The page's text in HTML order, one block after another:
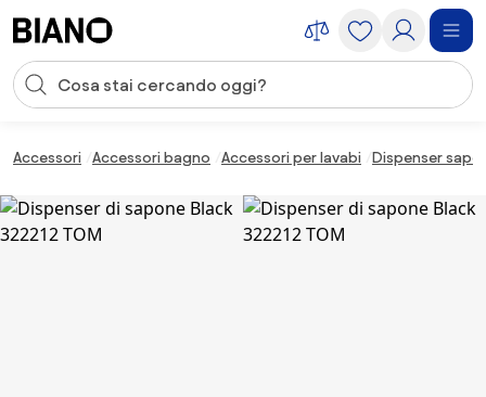
Input della ricerca
Accessori Accessori bagno Accessori per lavabi Dispenser